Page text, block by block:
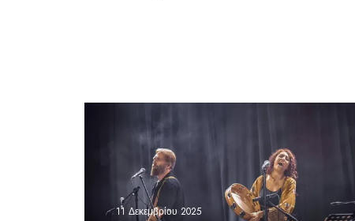
11 Δεκεμβρίου 2025